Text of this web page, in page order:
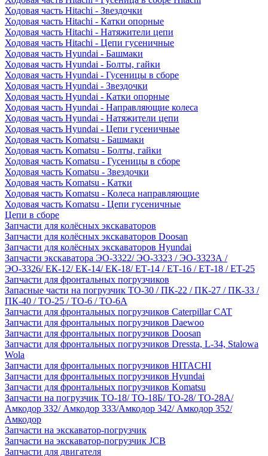
Ходовая часть Hitachi - Звездочки
Ходовая часть Hitachi - Катки опорные
Ходовая часть Hitachi - Натяжители цепи
Ходовая часть Hitachi - Цепи гусеничные
Ходовая часть Hyundai - Башмаки
Ходовая часть Hyundai - Болты, гайки
Ходовая часть Hyundai - Гусеницы в сборе
Ходовая часть Hyundai - Звездочки
Ходовая часть Hyundai - Катки опорные
Ходовая часть Hyundai - Направляющие колеса
Ходовая часть Hyundai - Натяжители цепи
Ходовая часть Hyundai - Цепи гусеничные
Ходовая часть Komatsu - Башмаки
Ходовая часть Komatsu - Болты, гайки
Ходовая часть Komatsu - Гусеницы в сборе
Ходовая часть Komatsu - Звездочки
Ходовая часть Komatsu - Катки
Ходовая часть Komatsu - Колеса направляющие
Ходовая часть Komatsu - Цепи гусеничные
Цепи в сборе
Запчасти для колёсных экскаваторов
Запчасти для колёсных экскаваторов Doosan
Запчасти для колёсных экскаваторов Hyundai
Запчасти экскаватора ЭО-3322/ ЭО-3323 / ЭО-3323А /
ЭО-3326/ ЕК-12/ ЕК-14/ ЕК-18/ ЕТ-14 / ЕТ-16 / ЕТ-18 / ЕТ-25
Запчасти для фронтальных погрузчиков
Запасные части на погрузчик ТО-30 / ПК-22 / ПК-27 / ПК-33 /
ПК-40 / ТО-25 / ТО-6 / ТО-6А
Запчасти для фронтальных погрузчиков Caterpillar CAT
Запчасти для фронтальных погрузчиков Daewoo
Запчасти для фронтальных погрузчиков Doosan
Запчасти для фронтальных погрузчиков Dressta, L-34, Stalowa
Wola
Запчасти для фронтальных погрузчиков HITACHI
Запчасти для фронтальных погрузчиков Hyundai
Запчасти для фронтальных погрузчиков Komatsu
Запчасти на погрузчик ТО-18/ ТО-18Б/ ТО-28/ ТО-28А/
Амкодор 332/ Амкодор 333/Амкодор 342/ Амкодор 352/
Амкодор
Запчасти на экскаватор-погрузчик
Запчасти на экскаватор-погрузчик JCB
Запчасти для двигателя